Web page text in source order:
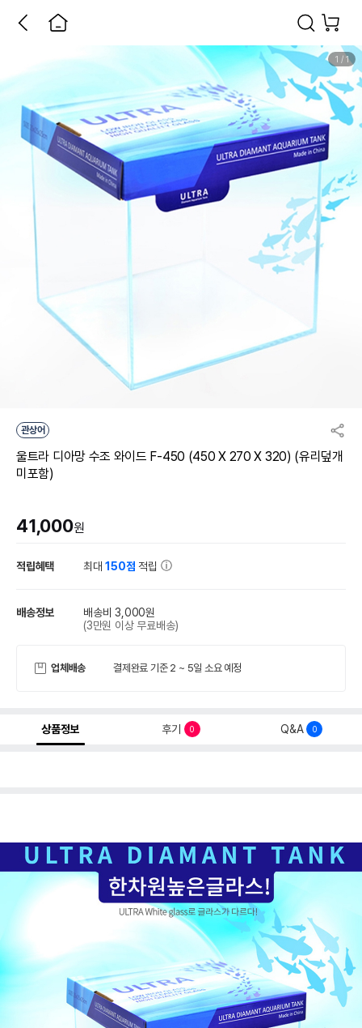
1 / 1
관상어
울트라 디아망 수조 와이드 F-450 (450 X 270 X 320) (유리덮개
미포함)
41,000원
적립혜택 최대150점 적립
배송정보
배송비 3,000원
(3만원 이상 무료배송)
업체배송 결제완료 기준 2 ~ 5일 소요 예정
상품정보 후기 0 Q&A 0